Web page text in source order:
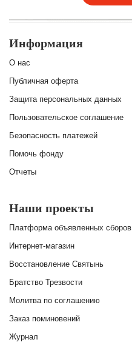
Информация
О нас
Публичная оферта
Защита персональных данных
Пользовательское соглашение
Безопасность платежей
Помочь фонду
Отчеты
Наши проекты
Платформа объявленных сборов
Интернет-магазин
Восстановление Святынь
Братство Трезвости
Молитва по соглашению
Заказ поминовений
Журнал